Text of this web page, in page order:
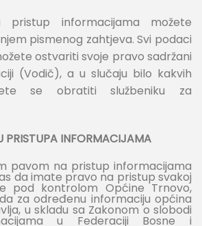
informacijama možete
pismenog zahtjeva. Svi podaci
ostvariti svoje pravo sadržani
(Vodič), a u slučaju bilo kakvih
se obratiti službeniku za
PRISTUPA INFORMACIJAMA
pavom na pristup informacijama
da imate pravo na pristup svakoj
pod kontrolom Općine Trnovo,
za određenu informaciju općina
u skladu sa Zakonom o slobodi
u Federaciji Bosne i